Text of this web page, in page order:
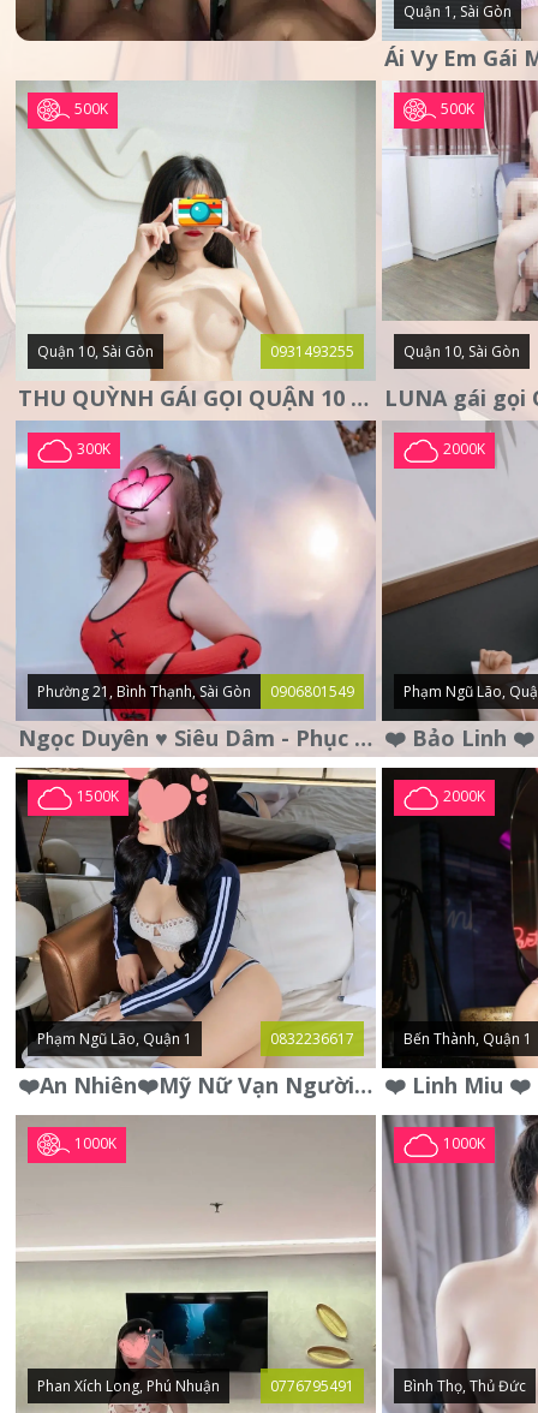
Quận 1, Sài Gòn
500K
Quận 10, Sài Gòn 0931493255
THU QUỲNH GÁI GỌI QUẬN 10 – MẶT XINH DA TRẮNG – SANG
500K
Quận 10, Sài Gòn
300K
Phường 21, Bình Thạnh, Sài Gòn 0906801549
Ngọc Duyên ♥️ Siêu Dâm - Phục Vụ Tận Tình - Chu Đáo
2000K
Phạm Ngũ Lão,
1500K
Phạm Ngũ Lão, Quận 1 0832236617
❤️An Nhiên❤️Mỹ Nữ Vạn Người Mê,Da Trắng, Mặt Xynh, Đẹp Từng
2000K
Bến Thành, Quận 1
1000K
Phan Xích Long, Phú Nhuận 0776795491
1000K
Bình Thọ, Thủ Đức